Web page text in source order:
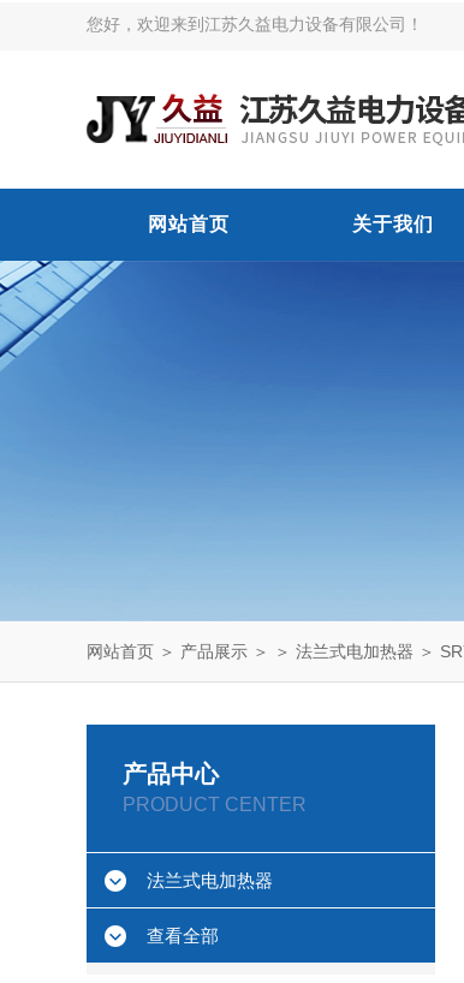
您好，欢迎来到江苏久益电力设备有限公司！
网站首页 关于我们
网站首页 ＞ 产品展示 ＞ ＞ 法兰式电加热器 ＞
产品中心
PRODUCT CENTER
法兰式电加热器
查看全部